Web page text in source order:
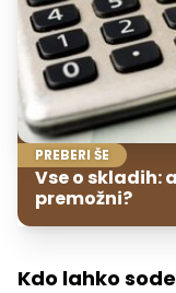
PREBERI ŠE
Vse o skladih:
premožni?
Kdo lahko